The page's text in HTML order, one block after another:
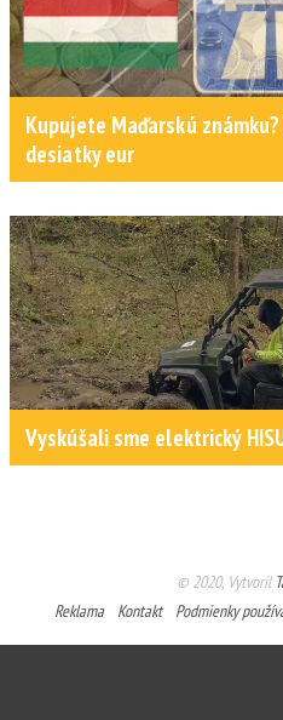
Kupujete Maďarskú
desiatky eur
Vyskúšali sme elektrický
© 2020, Vytvoril
Reklama
Kontakt Podmienky